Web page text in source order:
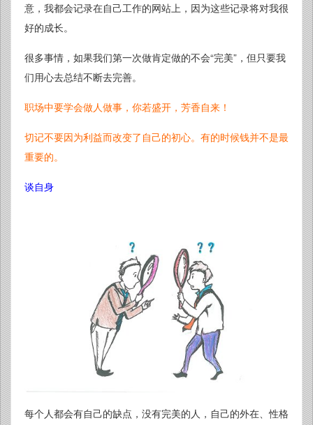
意，我都会记录在自己工作的网站上，因为这些记录将对我很
好的成长。
很多事情，如果我们第一次做肯定做的不会“完美”，但只要我
们用心去总结不断去完善。
职场中要学会做人做事，你若盛开，芳香自来！
切记不要因为利益而改变了自己的初心。有的时候钱并不是最
重要的。
谈自身
每个人都会有自己的缺点，没有完美的人，自己的外在、性格